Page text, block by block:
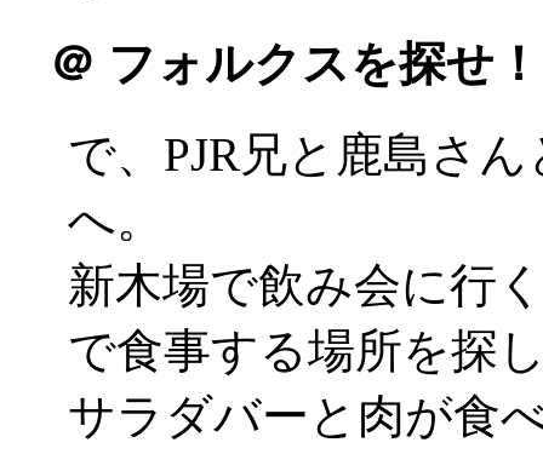
＠ フォルクスを探せ
で、PJR兄と鹿島さ
へ。
新木場で飲み会に行
で食事する場所を探
サラダバーと肉が食